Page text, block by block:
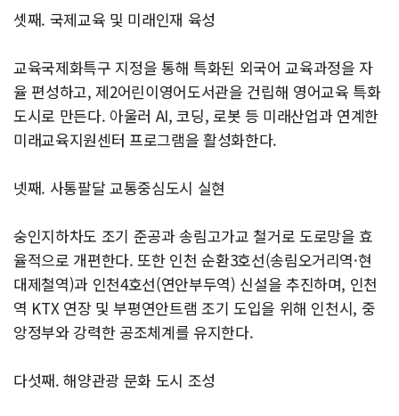
셋째. 국제교육 및 미래인재 육성
교육국제화특구 지정을 통해 특화된 외국어 교육과정을 자
율 편성하고, 제2어린이영어도서관을 건립해 영어교육 특화
도시로 만든다. 아울러 AI, 코딩, 로봇 등 미래산업과 연계한
미래교육지원센터 프로그램을 활성화한다.
넷째. 사통팔달 교통중심도시 실현
숭인지하차도 조기 준공과 송림고가교 철거로 도로망을 효
율적으로 개편한다. 또한 인천 순환3호선(송림오거리역·현
대제철역)과 인천4호선(연안부두역) 신설을 추진하며, 인천
역 KTX 연장 및 부평연안트램 조기 도입을 위해 인천시, 중
앙정부와 강력한 공조체계를 유지한다.
다섯째. 해양관광 문화 도시 조성